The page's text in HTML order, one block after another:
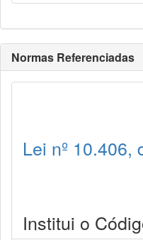
Normas Referenciadas
Lei nº 10.406,
Institui o